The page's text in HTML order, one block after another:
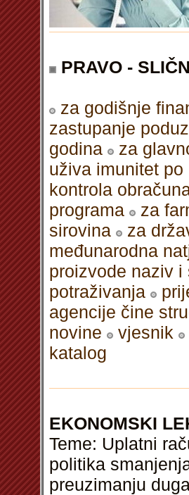
PRAVO -
za godišnje
zastupanje
godina
za
uživa imunitet
kontrola
programa
za
sirovina
za
međunarodna
proizvode naziv
potraživanja
agencije čine
novine
vjesnik
katalog
EKONOMSKI
Teme: Uplatni
politika
preuzimanju